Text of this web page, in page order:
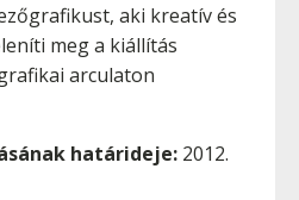
aki kreatív és
meg a kiállítás
arculaton
határideje: 2012.